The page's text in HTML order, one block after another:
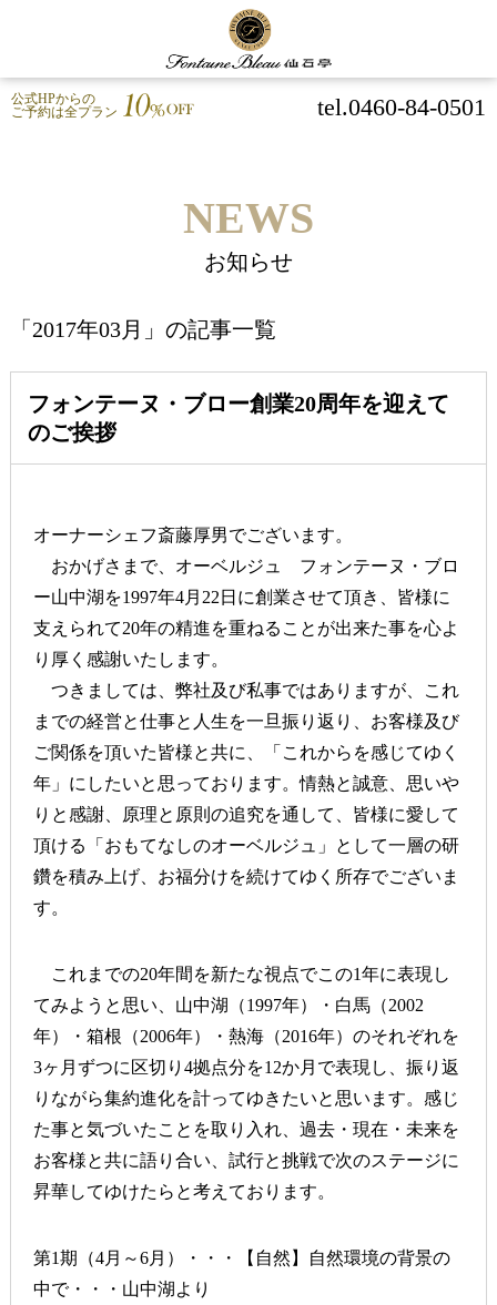
公式HPからの
ご予約は全プラン
tel.0460-84-0501
NEWS
お知らせ
「2017年03月」の記事一覧
フォンテーヌ・ブロー創業20周年を迎えて
のご挨拶
オーナーシェフ斎藤厚男でございます。
おかげさまで、オーベルジュ フォンテーヌ・ブロ
ー山中湖を1997年4月22日に創業させて頂き、皆様に
支えられて20年の精進を重ねることが出来た事を心よ
り厚く感謝いたします。
つきましては、弊社及び私事ではありますが、これ
までの経営と仕事と人生を一旦振り返り、お客様及び
ご関係を頂いた皆様と共に、「これからを感じてゆく
年」にしたいと思っております。情熱と誠意、思いや
りと感謝、原理と原則の追究を通して、皆様に愛して
頂ける「おもてなしのオーベルジュ」として一層の研
鑽を積み上げ、お福分けを続けてゆく所存でございま
す。
これまでの20年間を新たな視点でこの1年に表現し
てみようと思い、山中湖（1997年）・白馬（2002
年）・箱根（2006年）・熱海（2016年）のそれぞれを
3ヶ月ずつに区切り4拠点分を12か月で表現し、振り返
りながら集約進化を計ってゆきたいと思います。感じ
た事と気づいたことを取り入れ、過去・現在・未来を
お客様と共に語り合い、試行と挑戦で次のステージに
昇華してゆけたらと考えております。
第1期（4月～6月）・・・【自然】自然環境の背景の
中で・・・山中湖より